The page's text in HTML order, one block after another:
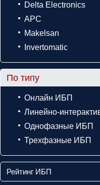
Delta Electronics
APC
Makelsan
Invertomatic
По типу
Онлайн ИБП
Линейно-
Однофазные ИБП
Трехфазные ИБП
Рейтинг ИБП